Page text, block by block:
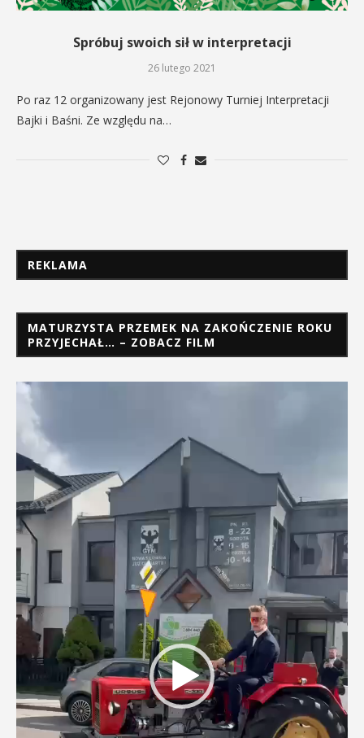
Spróbuj swoich sił w interpretacji
26 lutego 2021
Po raz 12 organizowany jest Rejonowy Turniej Interpretacji
Bajki i Baśni. Ze względu na…
REKLAMA
MATURZYSTA PRZEMEK NA ZAKOŃCZENIE ROKU
PRZYJECHAŁ… – ZOBACZ FILM
Odtwarzacz